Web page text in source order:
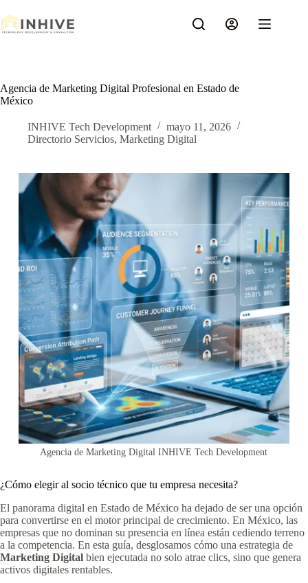
al
contenido
Agencia de Marketing Digital Profesional en Estado de
México
INHIVE Tech Development
mayo 11, 2026
Directorio Servicios, Marketing Digital
Agencia de Marketing Digital INHIVE Tech Development
¿Cómo elegir al socio técnico que tu empresa necesita?
El panorama digital en Estado de México ha dejado de ser una opción
para convertirse en el motor principal de crecimiento. En México, las
empresas que no dominan su presencia en línea están cediendo terreno
a la competencia. En esta guía, desglosamos cómo una estrategia de
Marketing Digital bien ejecutada no solo atrae clics, sino que genera
activos digitales rentables.